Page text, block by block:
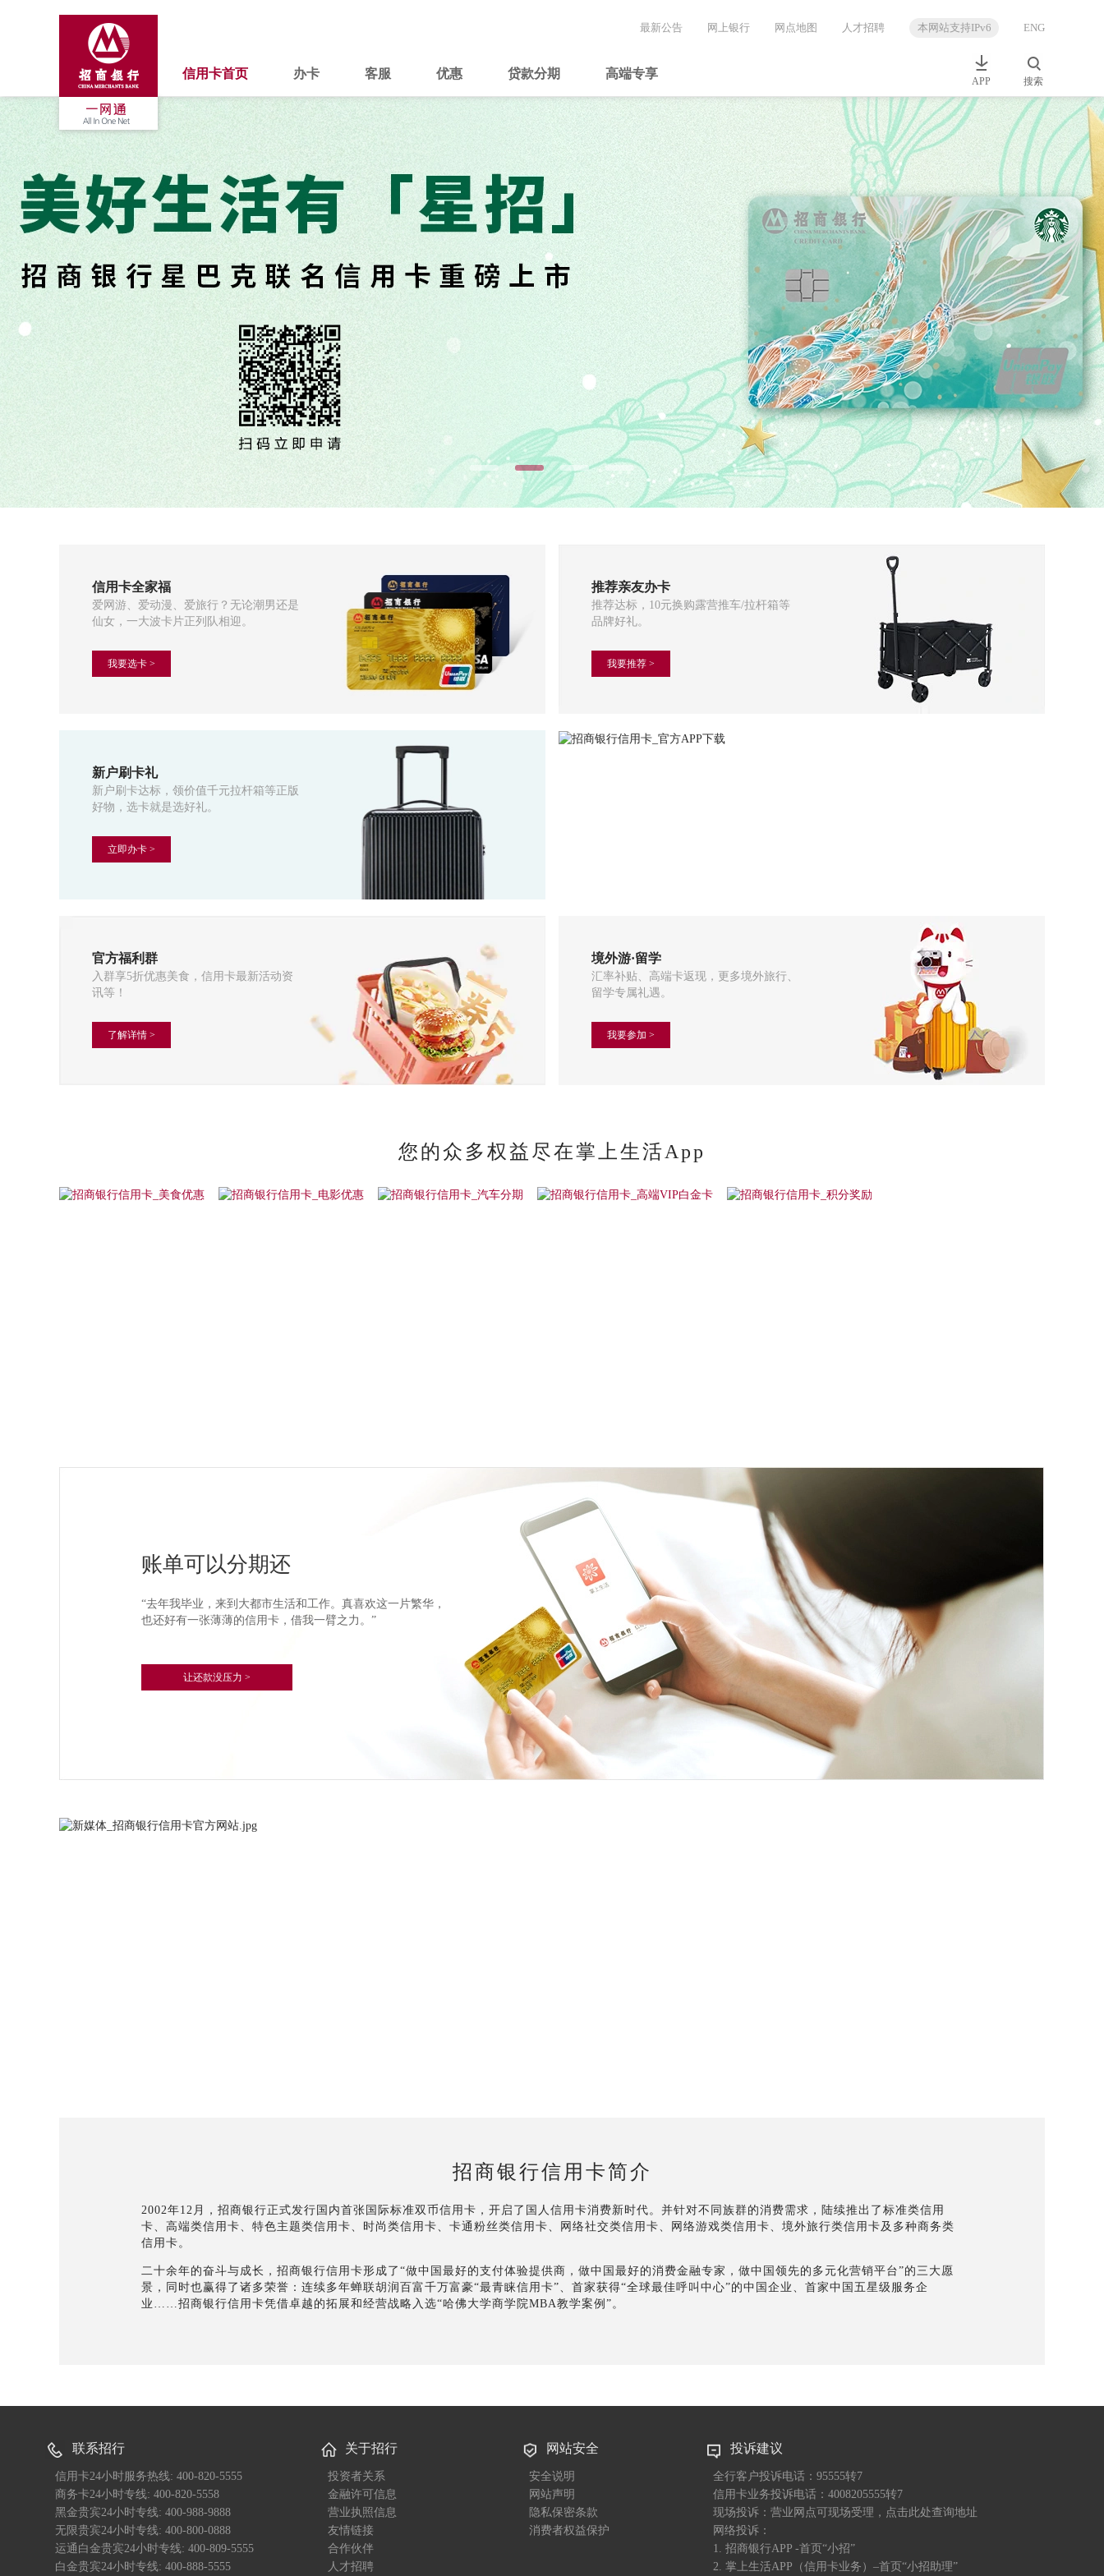
最新公告 网上银行 网点地图 人才招聘 本网站支持IPv6 ENG
APP 搜索
信用卡首页 办卡 客服 优惠 贷款分期 高端专享
信用卡全家福
爱网游、爱动漫、爱旅行？无论潮男还是
仙女，一大波卡片正列队相迎。
我要选卡 >
推荐亲友办卡
推荐达标，10元换购露营推车/拉杆箱等
品牌好礼。
我要推荐 >
新户刷卡礼
新户刷卡达标，领价值千元拉杆箱等正版
好物，选卡就是选好礼。
立即办卡 >
掌上生活App
官方福利群
入群享5折优惠美食，信用卡最新活动资
讯等！
了解详情 >
境外游·留学
汇率补贴、高端卡返现，更多境外旅行、
留学专属礼遇。
我要参加 >
您的众多权益尽在掌上生活App
账单可以分期还
“去年我毕业，来到大都市生活和工作。真喜欢这一片繁华，
也还好有一张薄薄的信用卡，借我一臂之力。”
让还款没压力 >
信用卡消费，官方微信及时为您提醒，保障用卡安全。欢迎体验
最便捷的查账、查额度、申请提额等功能，更有有奖互动，等您来玩。
招商银行信用卡简介
2002年12月，招商银行正式发行国内首张国际标准双币信用卡，开启了国人信用卡消费新时代。并针对不同族群的消费需求，陆续推出了标准类信用
卡、高端类信用卡、特色主题类信用卡、时尚类信用卡、卡通粉丝类信用卡、网络社交类信用卡、网络游戏类信用卡、境外旅行类信用卡及多种商务类
信用卡。
二十余年的奋斗与成长，招商银行信用卡形成了“做中国最好的支付体验提供商，做中国最好的消费金融专家，做中国领先的多元化营销平台”的三大愿
景，同时也赢得了诸多荣誉：连续多年蝉联胡润百富千万富豪“最青睐信用卡”、首家获得“全球最佳呼叫中心”的中国企业、首家中国五星级服务企
业……招商银行信用卡凭借卓越的拓展和经营战略入选“哈佛大学商学院MBA教学案例”。
联系招行
信用卡24小时服务热线: 400-820-5555
商务卡24小时专线: 400-820-5558
黑金贵宾24小时专线: 400-988-9888
无限贵宾24小时专线: 400-800-0888
运通白金贵宾24小时专线: 400-809-5555
白金贵宾24小时专线: 400-888-5555
关于招行
投资者关系
金融许可信息
营业执照信息
友情链接
合作伙伴
人才招聘
网站安全
安全说明
网站声明
隐私保密条款
消费者权益保护
投诉建议
全行客户投诉电话：95555转7
信用卡业务投诉电话：4008205555转7
现场投诉：营业网点可现场受理， 点击此处查询地址
网络投诉：
1. 招商银行APP -首页“小招”
2. 掌上生活APP（信用卡业务）–首页“小招助理”